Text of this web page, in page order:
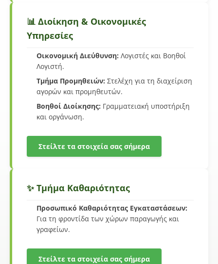
📊 Διοίκηση & Οικονομικές
Υπηρεσίες
Οικονομική Διεύθυνση: Λογιστές και Βοηθοί
Λογιστή.
Τμήμα Προμηθειών: Στελέχη για τη διαχείριση
αγορών και προμηθευτών.
Βοηθοί Διοίκησης: Γραμματειακή υποστήριξη
και οργάνωση.
Στείλτε τα στοιχεία σας σήμερα
✨ Τμήμα Καθαριότητας
Προσωπικό Καθαριότητας Εγκαταστάσεων:
Για τη φροντίδα των χώρων παραγωγής και
γραφείων.
Στείλτε τα στοιχεία σας σήμερα